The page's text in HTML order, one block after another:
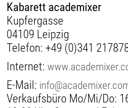
Kabarett academixer
Kupfergasse
04109 Leipzig
Telefon: +49 (0)341
Internet:
E-Mail:
Verkaufsbüro Mo/Mi/Do: